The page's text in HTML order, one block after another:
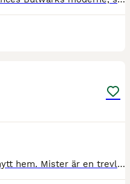
Trevlig 3 årig valack söker nu nytt hem. Mister är en trevlig kille på ca 170cm. Han har aldrig startat i trav, jobbat i 1,30 2000m. Han behöver tid att växa i sin stora kropp men även eventuellt en